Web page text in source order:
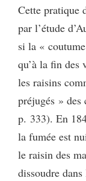
Cette pratique
par l’étude
si la «
qu’à la fin des
les raisins
préjugés » des
p. 333). En
la fumée est
le raisin des
dissoudre